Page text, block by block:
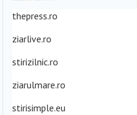
thepress.ro
ziarlive.ro
stirizilnic.ro
ziarulmare.ro
stirisimple.eu